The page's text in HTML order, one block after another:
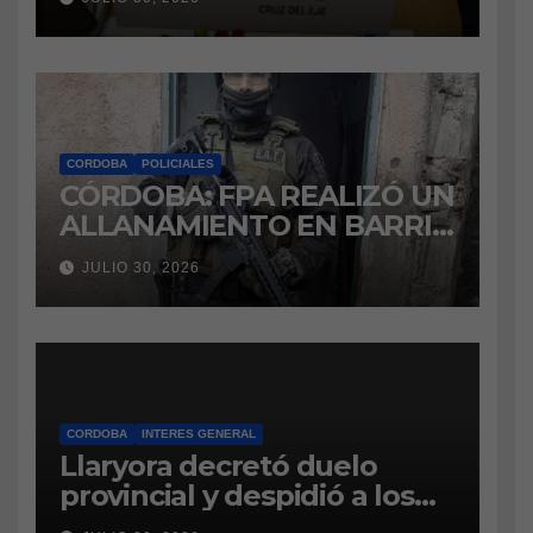
marihuana a la cárcel
CORDOBA POLICIALES
CÓRDOBA: FPA REALIZÓ UN
ALLANAMIENTO EN BARRIO
VILLA BOEDO
RELACIONADO CON UNA
CAUSA DE DROGAS EN LA
CÁRCEL DE BOUWER
JULIO 30, 2026
CORDOBA INTERES GENERAL
Llaryora decretó duelo
provincial y despidió a los
bomberos cordobeses